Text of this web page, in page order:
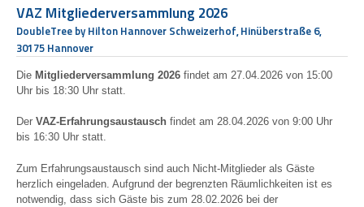
VAZ Mitgliederversammlung 2026
DoubleTree by Hilton Hannover Schweizerhof, Hinüberstraße 6,
30175 Hannover
Die Mitgliederversammlung 2026 findet am 27.04.2026 von 15:00
Uhr bis 18:30 Uhr statt.
Der VAZ-Erfahrungsaustausch findet am 28.04.2026 von 9:00 Uhr
bis 16:30 Uhr statt.
Zum Erfahrungsaustausch sind auch Nicht-Mitglieder als Gäste
herzlich eingeladen. Aufgrund der begrenzten Räumlichkeiten ist es
notwendig, dass sich Gäste bis zum 28.02.2026 bei der